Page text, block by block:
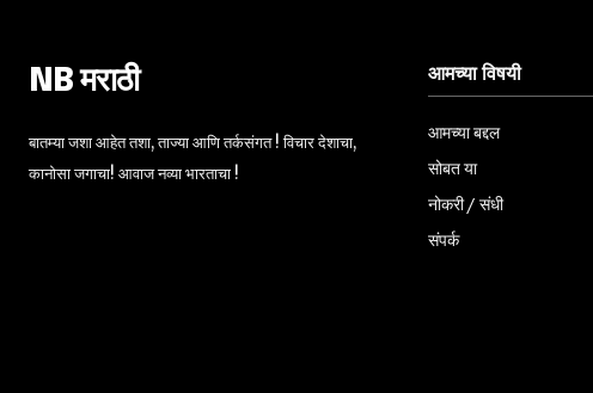
NB मराठी
बातम्या जशा आहेत तशा, ताज्या आणि तर्कसंगत ! विचार देशाचा,
कानोसा जगाचा! आवाज नव्या भारताचा !
आमच्या विषयी
आमच्या बद्दल
सोबत या
नोकरी / संधी
संपर्क